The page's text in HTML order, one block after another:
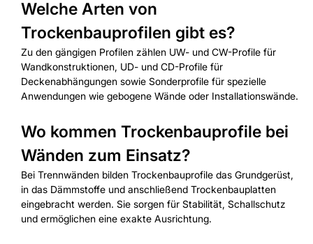
Welche Arten von
Trockenbauprofilen gibt es?
Zu den gängigen Profilen zählen UW- und CW-Profile für
Wandkonstruktionen, UD- und CD-Profile für
Deckenabhängungen sowie Sonderprofile für spezielle
Anwendungen wie gebogene Wände oder Installationswände.
Wo kommen Trockenbauprofile bei
Wänden zum Einsatz?
Bei Trennwänden bilden Trockenbauprofile das Grundgerüst,
in das Dämmstoffe und anschließend Trockenbauplatten
eingebracht werden. Sie sorgen für Stabilität, Schallschutz
und ermöglichen eine exakte Ausrichtung.